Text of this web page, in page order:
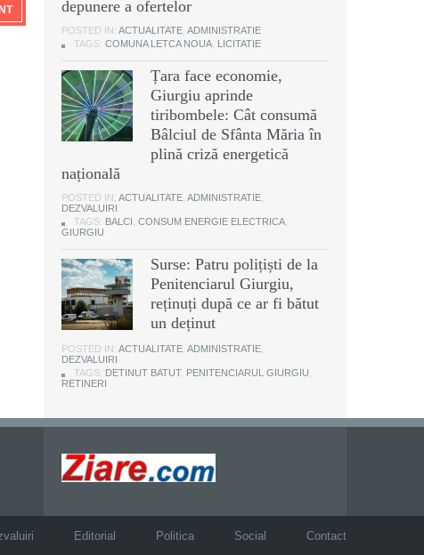
depunere a ofertelor
POSTED IN: ACTUALITATE ADMINISTRATIE
TAGS: COMUNA LETCA NOUA LICITATIE
Țara face economie,
Giurgiu aprinde
tiribombele: Cât consumă
Bâlciul de Sfânta Măria în
plină criză energetică
națională
POSTED IN: ACTUALITATE ADMINISTRATIE
DEZVALUIRI
TAGS: BALCI CONSUM ENERGIE ELECTRICA
GIURGIU
Surse: Patru polițiști de la
Penitenciarul Giurgiu,
reținuți după ce ar fi bătut
un deținut
POSTED IN: ACTUALITATE ADMINISTRATIE
DEZVALUIRI
TAGS: DETINUT BATUT, PENITENCIARUL GIURGIU
RETINERI
Editorial Politica Social Contact